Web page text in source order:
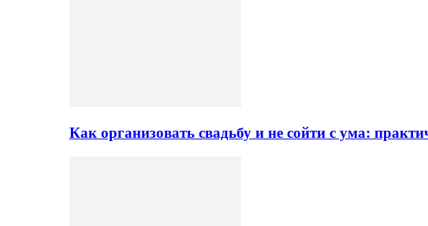
Как организовать свадьбу и не сойти с ума: